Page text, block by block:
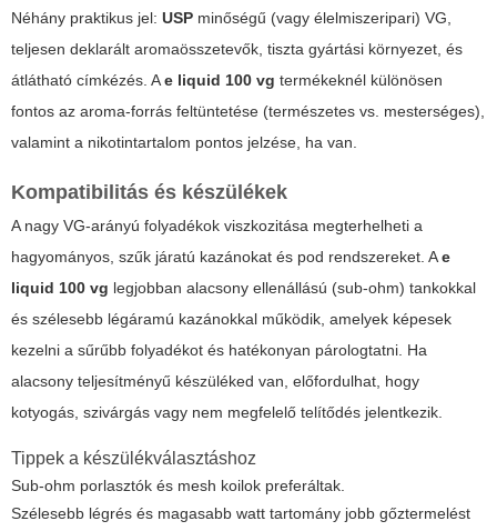
Néhány praktikus jel: USP minőségű (vagy élelmiszeripari) VG,
teljesen deklarált aromaösszetevők, tiszta gyártási környezet, és
átlátható címkézés. Ae liquid 100 vg termékeknél különösen
fontos az aroma-forrás feltüntetése (természetes vs. mesterséges),
valamint a nikotintartalom pontos jelzése, ha van.
Kompatibilitás és készülékek
A nagy VG-arányú folyadékok viszkozitása megterhelheti a
hagyományos, szűk járatú kazánokat és pod rendszereket. Ae
liquid 100 vg legjobban alacsony ellenállású (sub-ohm) tankokkal
és szélesebb légáramú kazánokkal működik, amelyek képesek
kezelni a sűrűbb folyadékot és hatékonyan párologtatni. Ha
alacsony teljesítményű készüléked van, előfordulhat, hogy
kotyogás, szivárgás vagy nem megfelelő telítődés jelentkezik.
Tippek a készülékválasztáshoz
Sub-ohm porlasztók és mesh koilok preferáltak.
Szélesebb légrés és magasabb watt tartomány jobb gőztermelést